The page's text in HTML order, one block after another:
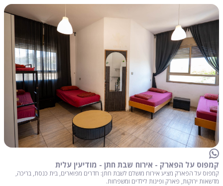
קמפוס על הפארק - אירוח שבת חתן - מודיעין עלית
קמפוס על הפארק מציע אירוח מושלם לשבת חתן: חדרים מפוארים, בית כנסת, בריכה,
מדשאות ירוקות, פארק ופינות לילדים ומשפחות.